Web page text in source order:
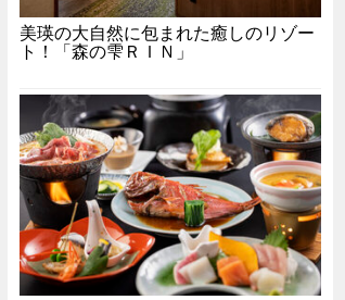
美瑛の大自然に包まれた癒しのリゾー
ト！「森の雫ＲＩＮ」